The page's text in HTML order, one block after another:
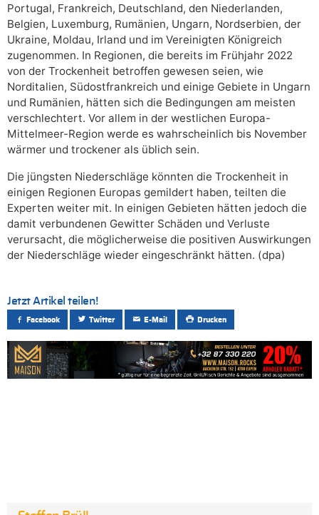
Portugal, Frankreich, Deutschland, den Niederlanden,
Belgien, Luxemburg, Rumänien, Ungarn, Nordserbien, der
Ukraine, Moldau, Irland und im Vereinigten Königreich
zugenommen. In Regionen, die bereits im Frühjahr 2022
von der Trockenheit betroffen gewesen seien, wie
Norditalien, Südostfrankreich und einige Gebiete in Ungarn
und Rumänien, hätten sich die Bedingungen am meisten
verschlechtert. Vor allem in der westlichen Europa-
Mittelmeer-Region werde es wahrscheinlich bis November
wärmer und trockener als üblich sein.
Die jüngsten Niederschläge könnten die Trockenheit in
einigen Regionen Europas gemildert haben, teilten die
Experten weiter mit. In einigen Gebieten hätten jedoch die
damit verbundenen Gewitter Schäden und Verluste
verursacht, die möglicherweise die positiven Auswirkungen
der Niederschläge wieder eingeschränkt hätten. (dpa)
Jetzt Artikel teilen!
Facebook Twitter E-Mail Drucken